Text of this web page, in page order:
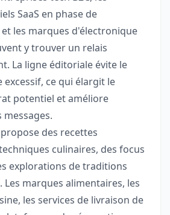
SaaS en phase de
les marques d'électronique
y trouver un relais
La ligne éditoriale évite le
ce qui élargit le
potentiel et améliore
messages.
des recettes
culinaires, des focus
explorations de traditions
marques alimentaires, les
les services de livraison de